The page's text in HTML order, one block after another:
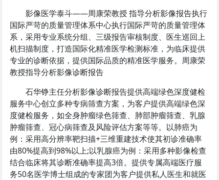
影像医学泰斗——周康荣教授 指导分析影像报告执行
国际严苛的质量管理体系中心执行国际严苛的质量管理体
系，采用专业系统分组、三级报告审核制度、医生巡回上
机扫描制度，打造国际化精准医学检测标准，为临床提供
专业的诊断依据，提供国际品质的精准医学服务。周康荣
教授指导分析影像诊断报告
石华铮主任分析影像诊断报告提供高端绿色深度健检
服务中心创立多种专病筛查方案，为客户提供高端绿色深
度健检服务，如全身肿瘤绿色筛查、肺部肿瘤筛查、乳腺
肿瘤筛查、冠心病筛查及风险评估方案等等。以肺癌为
例：采用高分辨率靶扫描+三维重建技术使其初诊准确率
由80%提高到98%以上;以乳腺癌为例：采用多种影像检查
结合临床将其诊断准确率提高3倍。提供专属高端医疗服
务50名医学博士组成的专家团为客户提供私人医生和就医